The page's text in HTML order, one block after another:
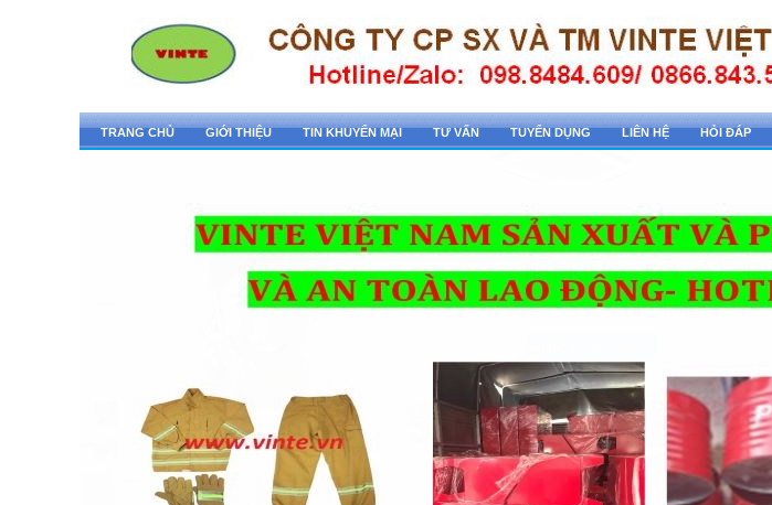
TRANG CHỦ GIỚI THIỆU TIN KHUYẾN MẠI TƯ VẤN TUYỂN DỤNG LIÊN HỆ HỎI ĐÁP